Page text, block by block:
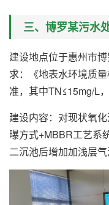
三、博罗某污水
建设地点位于惠州市
求：《地表水环境质
准，其中TN≤15mg/L
建设内容：对现状氧
曝方式+MBBR工艺系
二沉池后增加加浅层气